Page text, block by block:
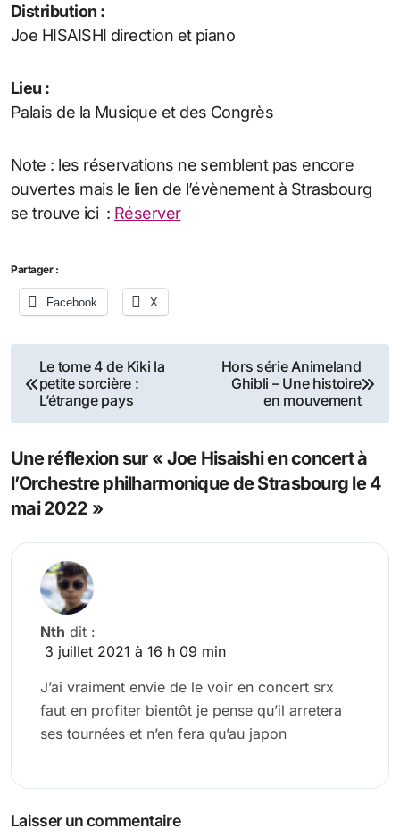
Distribution :
Joe HISAISHI direction et piano
Lieu :
Palais de la Musique et des Congrès
Note : les réservations ne semblent pas encore
ouvertes mais le lien de l’évènement à Strasbourg
se trouve ici : Réserver
Partager :
Facebook X
Navigation
de
l’article
Le tome 4 de Kiki la
petite sorcière :
L’étrange pays
Hors série Animeland
Ghibli – Une histoire
en mouvement
Une réflexion sur « Joe Hisaishi en concert à
l’Orchestre philharmonique de Strasbourg le 4
mai 2022 »
Nth dit :
3 juillet 2021 à 16 h 09 min
J’ai vraiment envie de le voir en concert srx
faut en profiter bientôt je pense qu’il arretera
ses tournées et n’en fera qu’au japon
Laisser un commentaire